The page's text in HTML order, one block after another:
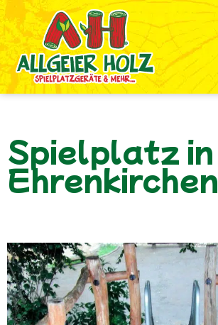
Spielplatz in
Ehrenkirchen